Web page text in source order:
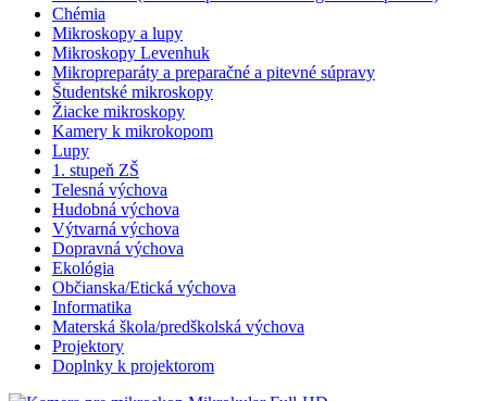
Chémia
Mikroskopy a lupy
Mikroskopy Levenhuk
Mikropreparáty a preparačné a pitevné súpravy
Študentské mikroskopy
Žiacke mikroskopy
Kamery k mikrokopom
Lupy
1. stupeň ZŠ
Telesná výchova
Hudobná výchova
Výtvarná výchova
Dopravná výchova
Ekológia
Občianska/Etická výchova
Informatika
Materská škola/predškolská výchova
Projektory
Doplnky k projektorom